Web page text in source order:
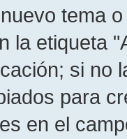
tema
la etiqueta
si no
para
en el